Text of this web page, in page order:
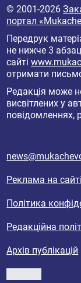
© 2001-2026
портал
Передрук
не нижче 3
сайті
отримати
Редакція може
висвітлених у
повідомленнях,
Реклама на сайті
Політика
Редакційна
Архів публікацій